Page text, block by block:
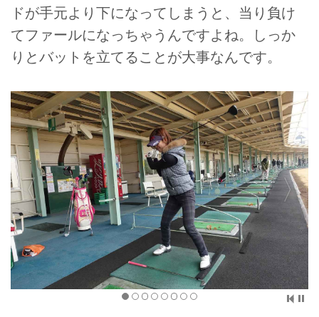
ドが手元より下になってしまうと、当り負け
てファールになっちゃうんですよね。しっか
りとバットを立てることが大事なんです。